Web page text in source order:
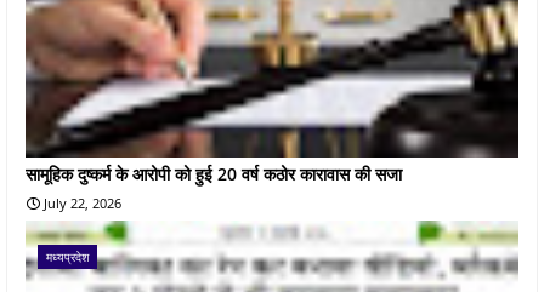
सामूहिक दुष्कर्म के आरोपी को हुई 20 वर्ष कठोर कारावास की सजा
July 22, 2026
मध्यप्रदेश